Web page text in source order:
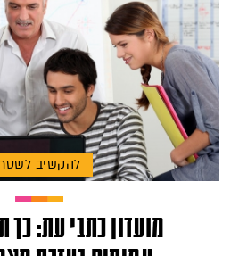
להקשיב
מועדון כתבי עת: